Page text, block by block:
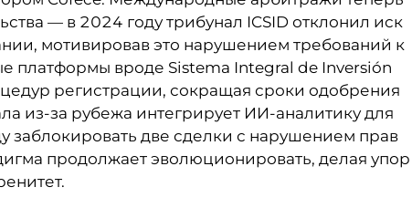
— в 2024 году трибунал ICSID отклонил иск
мотивировав это нарушением требований к
платформы вроде Sistema Integral de Inversión
регистрации, сокращая сроки одобрения
из-за рубежа интегрирует ИИ-аналитику для
заблокировать две сделки с нарушением прав
продолжает эволюционировать, делая упор